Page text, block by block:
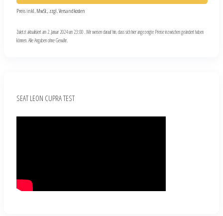
Preis inkl. MwSt., zzgl. Versandkosten
Zuletzt aktualisiert am 2. Januar 2024 um 23:00 . Wir weisen darauf hin, dass sich hier angezeigte Preise inzwischen geändert haben
können. Alle Angaben ohne Gewähr.
SEAT LEON CUPRA TEST